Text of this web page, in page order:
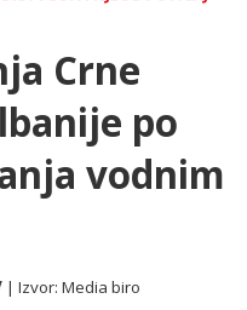
Crne
po
vodnim
| Izvor:Media biro